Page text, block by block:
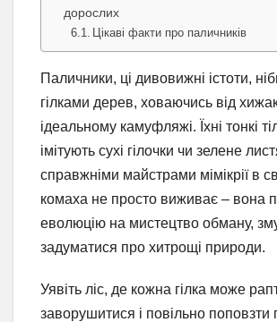
дорослих
Цікаві факти про паличників
Паличники, ці дивовижні істоти,
гілками дерев, ховаючись від
ідеальному камуфляжі. Їхні тонкі
імітують сухі гілочки чи зелене
справжніми майстрами мімікрії в
комаха не просто виживає – вона
еволюцію на мистецтво обману,
задуматися про хитрощі природи.
Уявіть ліс, де кожна гілка може
заворушитися і повільно поповзти